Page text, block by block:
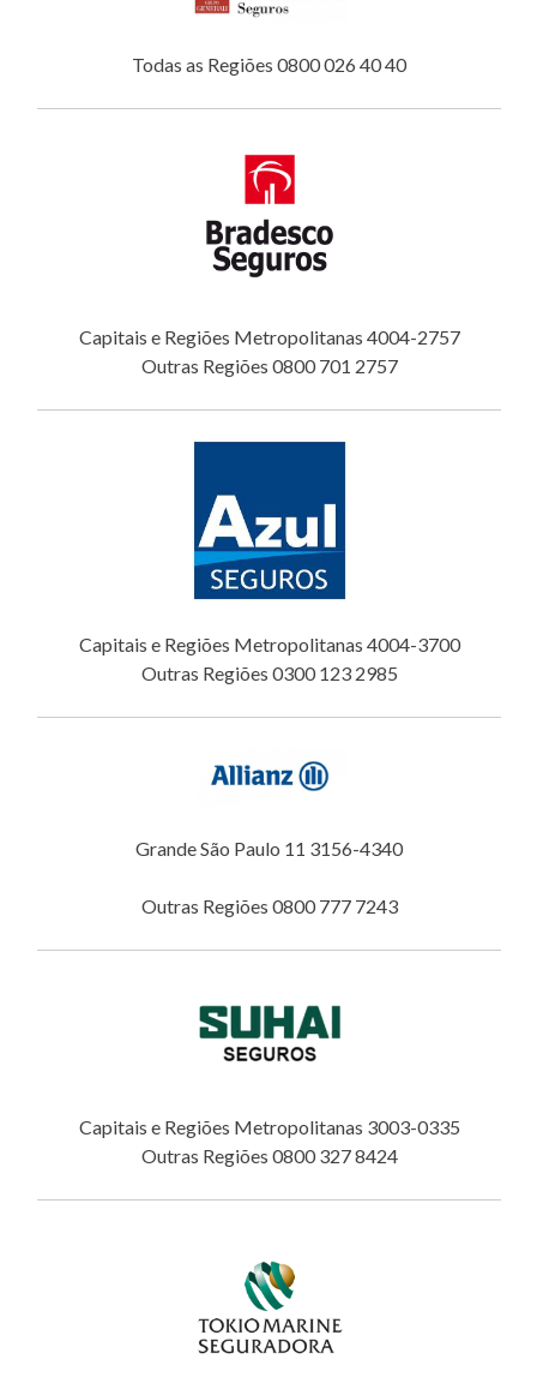
Todas as Regiões 0800 026 40 40
Capitais e Regiões Metropolitanas 4004-2757
Outras Regiões 0800 701 2757
Capitais e Regiões Metropolitanas 4004-3700
Outras Regiões 0300 123 2985
Grande São Paulo 11 3156-4340
Outras Regiões 0800 777 7243
Capitais e Regiões Metropolitanas 3003-0335
Outras Regiões 0800 327 8424